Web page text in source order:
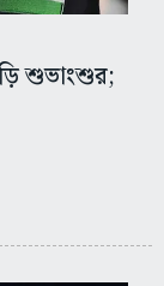
শুভাংশুর;